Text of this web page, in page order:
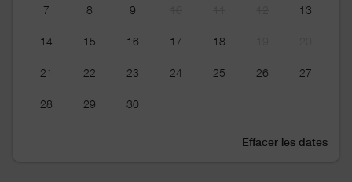
7 8 9 13
14 15 16 17 18
21 22 23 24 25 26 27
28 29 30
Effacer les dates